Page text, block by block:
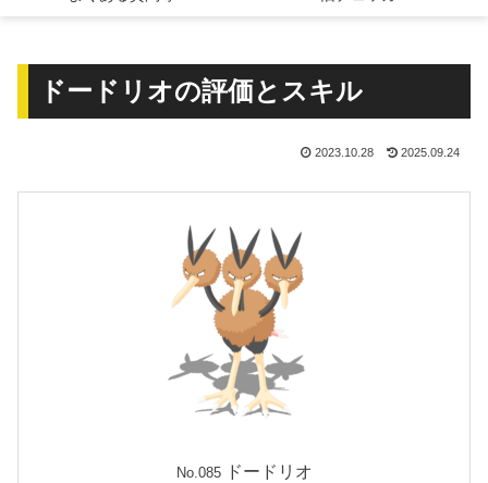
ドードリオの評価とスキル
2023.10.28 2025.09.24
No.085ドードリオ